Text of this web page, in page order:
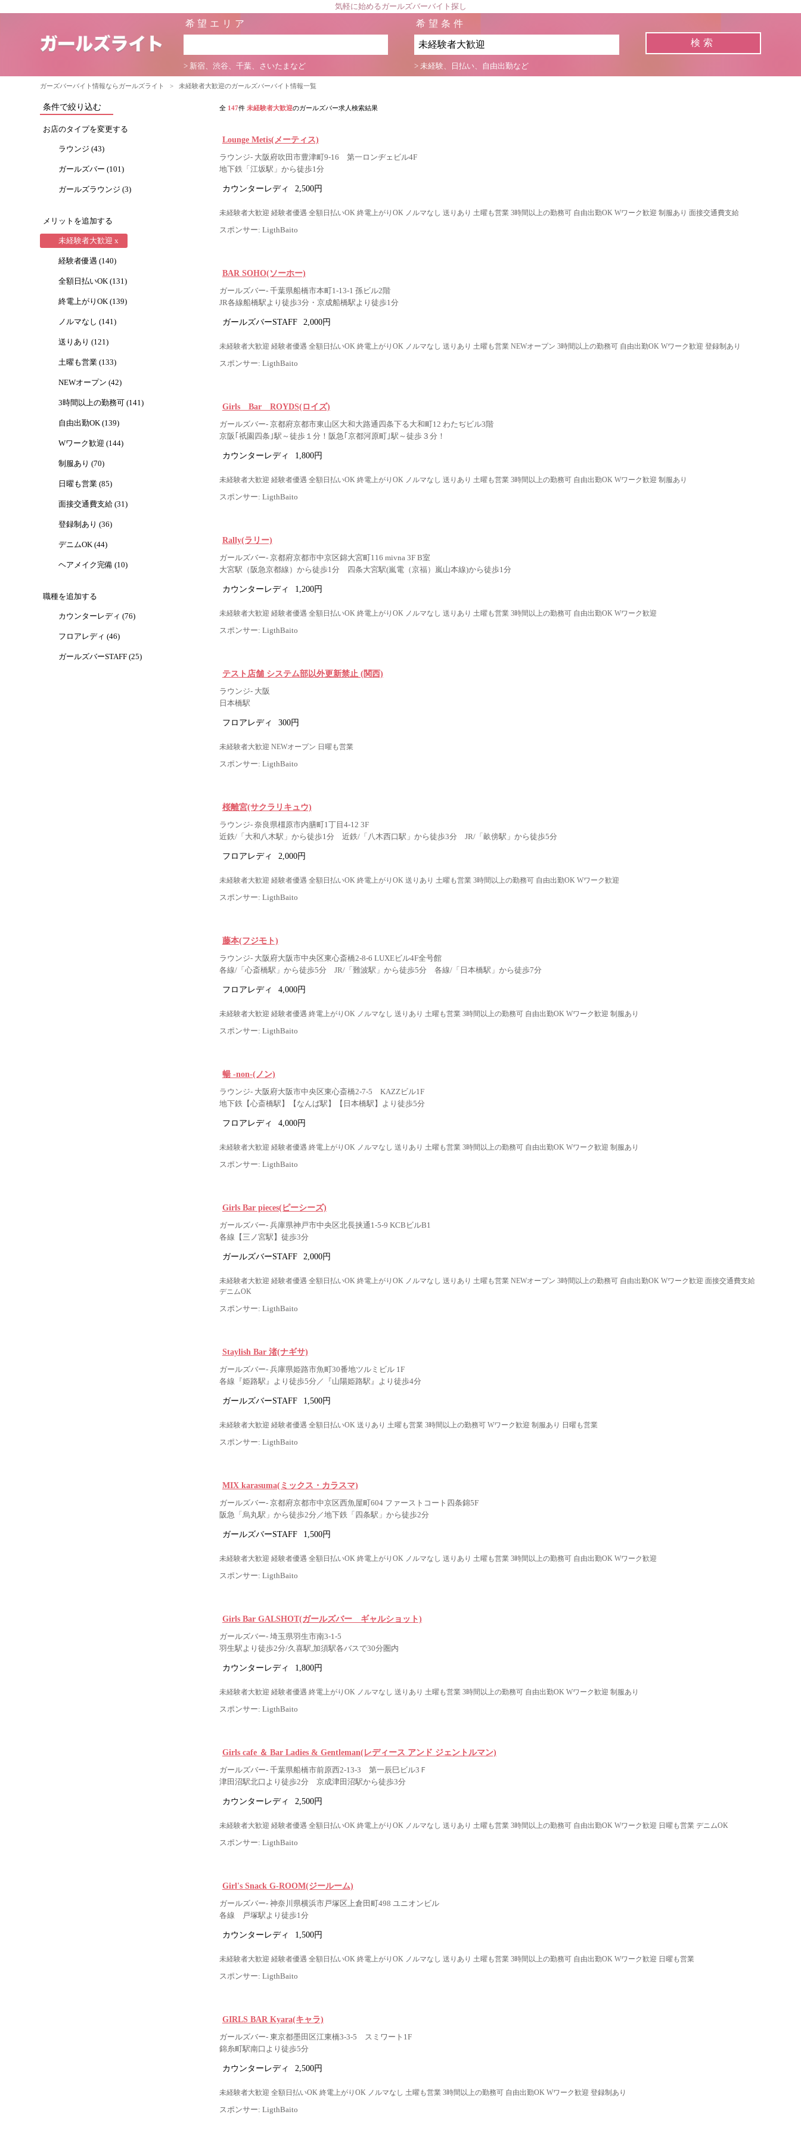
気軽に始めるガールズバーバイト探し
希望エリア
> 新宿、渋谷、千葉、さいたまなど
希望条件
> 未経験、日払い、自由出勤など
ガーズバーバイト情報ならガールズライト > 未経験者大歓迎のガールズバーバイト情報一覧
条件で絞り込む
お店のタイプを変更する
ラウンジ (43)
ガールズバー (101)
ガールズラウンジ (3)
メリットを追加する
未経験者大歓迎 x
経験者優遇 (140)
全額日払いOK (131)
終電上がりOK (139)
ノルマなし (141)
送りあり (121)
土曜も営業 (133)
NEWオープン (42)
3時間以上の勤務可 (141)
自由出勤OK (139)
Wワーク歓迎 (144)
制服あり (70)
日曜も営業 (85)
面接交通費支給 (31)
登録制あり (36)
デニムOK (44)
ヘアメイク完備 (10)
職種を追加する
カウンターレディ (76)
フロアレディ (46)
ガールズバーSTAFF (25)
全 147件 未経験者大歓迎のガールズバー求人検索結果
Lounge Metis(メーティス)
ラウンジ- 大阪府吹田市豊津町9-16 第一ロンヂェビル4F
地下鉄「江坂駅」から徒歩1分
カウンターレディ 2,500円
未経験者大歓迎 経験者優遇 全額日払いOK 終電上がりOK ノルマなし 送りあり 土曜も営業 3時間以上の勤務可 自由出勤OK Wワーク歓迎 制服あり 面接交通費支給
スポンサー: LigthBaito
BAR SOHO(ソーホー)
ガールズバー- 千葉県船橋市本町1-13-1 孫ビル2階
JR各線船橋駅より徒歩3分・京成船橋駅より徒歩1分
ガールズバーSTAFF 2,000円
未経験者大歓迎 経験者優遇 全額日払いOK 終電上がりOK ノルマなし 送りあり 土曜も営業 NEWオープン 3時間以上の勤務可 自由出勤OK Wワーク歓迎 登録制あり
スポンサー: LigthBaito
Girls Bar ROYDS(ロイズ)
ガールズバー- 京都府京都市東山区大和大路通四条下る大和町12 わたぢビル3階
京阪｢祇園四条｣駅～徒歩１分！阪急｢京都河原町｣駅～徒歩３分！
カウンターレディ 1,800円
未経験者大歓迎 経験者優遇 全額日払いOK 終電上がりOK ノルマなし 送りあり 土曜も営業 3時間以上の勤務可 自由出勤OK Wワーク歓迎 制服あり
スポンサー: LigthBaito
Rally(ラリー)
ガールズバー- 京都府京都市中京区錦大宮町116 mivna 3F B室
大宮駅（阪急京都線）から徒歩1分 四条大宮駅(嵐電（京福）嵐山本線)から徒歩1分
カウンターレディ 1,200円
未経験者大歓迎 経験者優遇 全額日払いOK 終電上がりOK ノルマなし 送りあり 土曜も営業 3時間以上の勤務可 自由出勤OK Wワーク歓迎
スポンサー: LigthBaito
テスト店舗 システム部以外更新禁止 (関西)
ラウンジ- 大阪
日本橋駅
フロアレディ 300円
未経験者大歓迎 NEWオープン 日曜も営業
スポンサー: LigthBaito
桜離宮(サクラリキュウ)
ラウンジ- 奈良県橿原市内膳町1丁目4-12 3F
近鉄/「大和八木駅」から徒歩1分 近鉄/「八木西口駅」から徒歩3分 JR/「畝傍駅」から徒歩5分
フロアレディ 2,000円
未経験者大歓迎 経験者優遇 全額日払いOK 終電上がりOK 送りあり 土曜も営業 3時間以上の勤務可 自由出勤OK Wワーク歓迎
スポンサー: LigthBaito
藤本(フジモト)
ラウンジ- 大阪府大阪市中央区東心斎橋2-8-6 LUXEビル4F全号館
各線/「心斎橋駅」から徒歩5分 JR/「難波駅」から徒歩5分 各線/「日本橋駅」から徒歩7分
フロアレディ 4,000円
未経験者大歓迎 経験者優遇 終電上がりOK ノルマなし 送りあり 土曜も営業 3時間以上の勤務可 自由出勤OK Wワーク歓迎 制服あり
スポンサー: LigthBaito
暢 -non-(ノン)
ラウンジ- 大阪府大阪市中央区東心斎橋2-7-5 KAZZビル1F
地下鉄【心斎橋駅】【なんば駅】【日本橋駅】より徒歩5分
フロアレディ 4,000円
未経験者大歓迎 経験者優遇 終電上がりOK ノルマなし 送りあり 土曜も営業 3時間以上の勤務可 自由出勤OK Wワーク歓迎 制服あり
スポンサー: LigthBaito
Girls Bar pieces(ピーシーズ)
ガールズバー- 兵庫県神戸市中央区北長挟通1-5-9 KCBビルB1
各線【三ノ宮駅】徒歩3分
ガールズバーSTAFF 2,000円
未経験者大歓迎 経験者優遇 全額日払いOK 終電上がりOK ノルマなし 送りあり 土曜も営業 NEWオープン 3時間以上の勤務可 自由出勤OK Wワーク歓迎 面接交通費支給
デニムOK
スポンサー: LigthBaito
Staylish Bar 渚(ナギサ)
ガールズバー- 兵庫県姫路市魚町30番地ツルミビル 1F
各線『姫路駅』より徒歩5分／『山陽姫路駅』より徒歩4分
ガールズバーSTAFF 1,500円
未経験者大歓迎 経験者優遇 全額日払いOK 送りあり 土曜も営業 3時間以上の勤務可 Wワーク歓迎 制服あり 日曜も営業
スポンサー: LigthBaito
MIX karasuma(ミックス・カラスマ)
ガールズバー- 京都府京都市中京区西魚屋町604 ファーストコート四条錦5F
阪急「烏丸駅」から徒歩2分／地下鉄「四条駅」から徒歩2分
ガールズバーSTAFF 1,500円
未経験者大歓迎 経験者優遇 全額日払いOK 終電上がりOK ノルマなし 送りあり 土曜も営業 3時間以上の勤務可 自由出勤OK Wワーク歓迎
スポンサー: LigthBaito
Girls Bar GALSHOT(ガールズバー ギャルショット)
ガールズバー- 埼玉県羽生市南3-1-5
羽生駅より徒歩2分/久喜駅,加須駅各バスで30分圏内
カウンターレディ 1,800円
未経験者大歓迎 経験者優遇 終電上がりOK ノルマなし 送りあり 土曜も営業 3時間以上の勤務可 自由出勤OK Wワーク歓迎 制服あり
スポンサー: LigthBaito
Girls cafe ＆ Bar Ladies & Gentleman(レディース アンド ジェントルマン)
ガールズバー- 千葉県船橋市前原西2-13-3 第一辰巳ビル3Ｆ
津田沼駅北口より徒歩2分 京成津田沼駅から徒歩3分
カウンターレディ 2,500円
未経験者大歓迎 経験者優遇 全額日払いOK 終電上がりOK ノルマなし 送りあり 土曜も営業 3時間以上の勤務可 自由出勤OK Wワーク歓迎 日曜も営業 デニムOK
スポンサー: LigthBaito
Girl's Snack G-ROOM(ジールーム)
ガールズバー- 神奈川県横浜市戸塚区上倉田町498 ユニオンビル
各線 戸塚駅より徒歩1分
カウンターレディ 1,500円
未経験者大歓迎 経験者優遇 全額日払いOK 終電上がりOK ノルマなし 送りあり 土曜も営業 3時間以上の勤務可 自由出勤OK Wワーク歓迎 日曜も営業
スポンサー: LigthBaito
GIRLS BAR Kyara(キャラ)
ガールズバー- 東京都墨田区江東橋3-3-5 スミワート1F
錦糸町駅南口より徒歩5分
カウンターレディ 2,500円
未経験者大歓迎 全額日払いOK 終電上がりOK ノルマなし 土曜も営業 3時間以上の勤務可 自由出勤OK Wワーク歓迎 登録制あり
スポンサー: LigthBaito